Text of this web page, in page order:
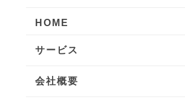
HOME
サービス
会社概要